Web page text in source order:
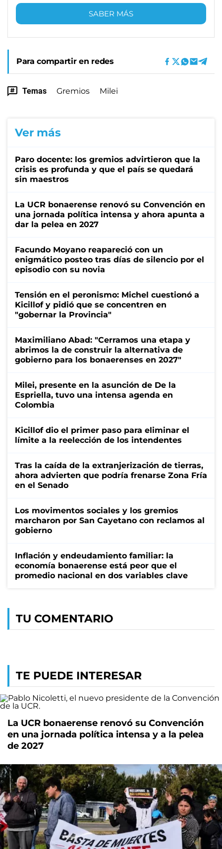
SABER MÁS
Para compartir en redes
Temas Gremios Milei
Ver más
Paro docente: los gremios advirtieron que la
crisis es profunda y que el país se quedará
sin maestros
La UCR bonaerense renovó su Convención en
una jornada política intensa y ahora apunta a
dar la pelea en 2027
Facundo Moyano reapareció con un
enigmático posteo tras días de silencio por el
episodio con su novia
Tensión en el peronismo: Michel cuestionó a
Kicillof y pidió que se concentren en
"gobernar la Provincia"
Maximiliano Abad: "Cerramos una etapa y
abrimos la de construir la alternativa de
gobierno para los bonaerenses en 2027"
Milei, presente en la asunción de De la
Espriella, tuvo una intensa agenda en
Colombia
Kicillof dio el primer paso para eliminar el
límite a la reelección de los intendentes
Tras la caída de la extranjerización de tierras,
ahora advierten que podría frenarse Zona Fría
en el Senado
Los movimentos sociales y los gremios
marcharon por San Cayetano con reclamos al
gobierno
Inflación y endeudamiento familiar: la
economía bonaerense está peor que el
promedio nacional en dos variables clave
TU COMENTARIO
TE PUEDE INTERESAR
La UCR bonaerense renovó su Convención
en una jornada política intensa y a la pelea
de 2027